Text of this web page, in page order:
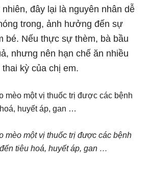
đây lại là nguyên nhân dễ
trong, ảnh hưởng đến sự
bé. Nếu thực sự thèm, bà bầu
nhưng nên hạn chế ăn nhiều
kỳ của chị em.
mèo một vị thuốc trị được các bệnh
tiêu hoá, huyết áp, gan …